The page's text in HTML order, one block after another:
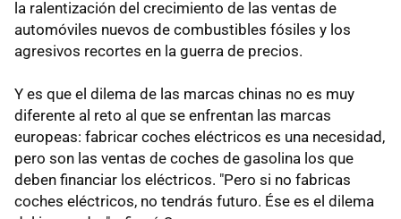
la ralentización del crecimiento de las ventas de
automóviles nuevos de combustibles fósiles y los
agresivos recortes en la guerra de precios.
Y es que el dilema de las marcas chinas no es muy
diferente al reto al que se enfrentan las marcas
europeas: fabricar coches eléctricos es una necesidad,
pero son las ventas de coches de gasolina los que
deben financiar los eléctricos. "Pero si no fabricas
coches eléctricos, no tendrás futuro. Ése es el dilema